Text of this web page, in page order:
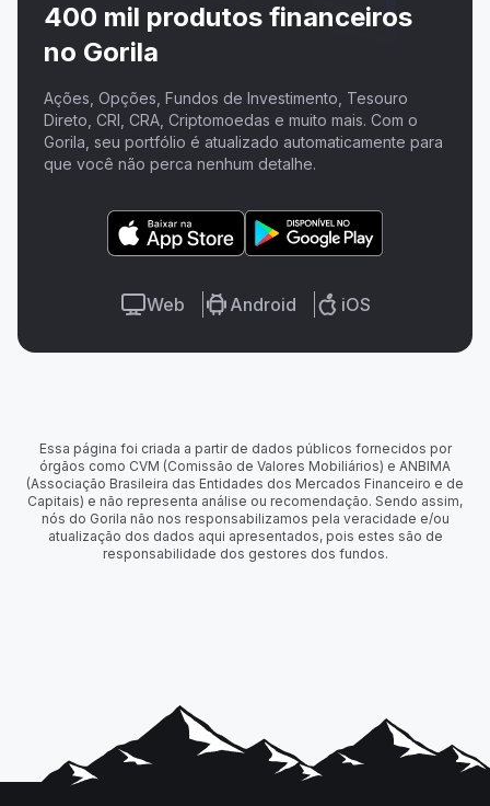
400 mil produtos financeiros
no Gorila
Ações, Opções, Fundos de Investimento, Tesouro
Direto, CRI, CRA, Criptomoedas e muito mais. Com o
Gorila, seu portfólio é atualizado automaticamente para
que você não perca nenhum detalhe.
Web Android iOS
Essa página foi criada a partir de dados públicos fornecidos por
órgãos como CVM (Comissão de Valores Mobiliários) e ANBIMA
(Associação Brasileira das Entidades dos Mercados Financeiro e de
Capitais) e não representa análise ou recomendação. Sendo assim,
nós do Gorila não nos responsabilizamos pela veracidade e/ou
atualização dos dados aqui apresentados, pois estes são de
responsabilidade dos gestores dos fundos.